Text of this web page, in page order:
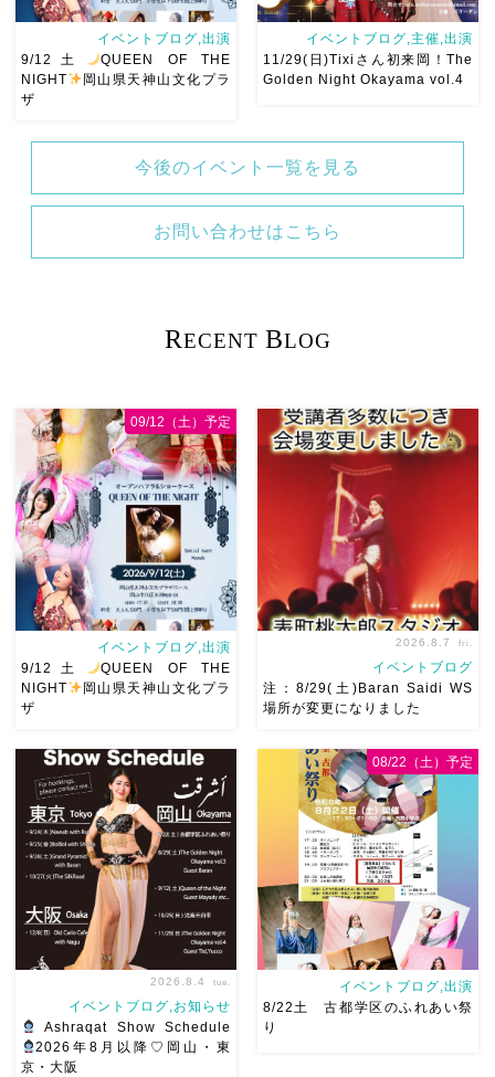
QUEEN OF THE NIGHT岡
山県天神山文化プラザ Guest
に女神
@mayadyorientaldance さん
イベントブログ,出演
9/12土
QUEEN OF THE
NIGHT
岡山県天神山文化プラ
ザ
岡！The Golden Night
Okayama vol.4 本日8/1より
【 Show 】 Guest
イベントブログ,主催,出演
11/29(日)Tixiさん初来岡！The
Golden Night Okayama vol.4
今後のイベント一覧を見る
お問い合わせはこちら
RECENT BLOG
2026/9/12(土)Ricoさん主催
QUEEN OF THE NIGHT岡
山県天神山文化プラザ Guest
に女神
@mayadyorientaldance さん
女神のオーラ浴びに行きま
しょー […]
イベントブログ,出演
9/12土
QUEEN OF THE
NIGHT
岡山県天神山文化プラ
ザ
09/12（土）予定
8/29（土）Baran Saidi WSお
申し込み多数につき会場変更
しました♡ 表町桃太郎スタジ
オ岡山県岡山市 北区表町2丁
目6-64 4階 ショー会場から
近いので、安心♡駅からもバ
スで天満屋バスス […]
2026.8.7 fri.
イベントブログ
注：8/29(土)Baran Saidi WS
場所が変更になりました
2026.8.4 tue.
イベントブログ,お知らせ
Ashraqat Show Schedule
2026年8月以降♡岡山・東
京・大阪
イベントブログ,出演
8/22土 古都学区のふれあい祭
り
08/22（土）予定